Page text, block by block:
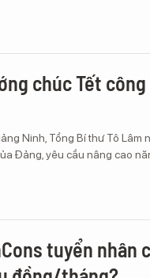
chúc Tết
Ninh, Tổng Bí thư Tô Lâm
Đảng, yêu cầu nâng cao
tuyển nhân